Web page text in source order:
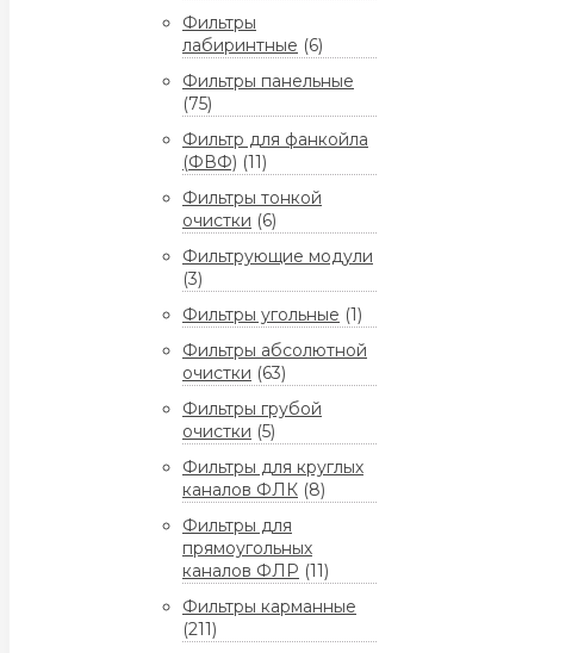
Фильтры
лабиринтные (6)
Фильтры панельные
(75)
Фильтр для фанкойла
(ФВФ) (11)
Фильтры тонкой
очистки (6)
Фильтрующие модули
(3)
Фильтры угольные (1)
Фильтры абсолютной
очистки (63)
Фильтры грубой
очистки (5)
Фильтры для круглых
каналов ФЛК (8)
Фильтры для
прямоугольных
каналов ФЛР (11)
Фильтры карманные
(211)